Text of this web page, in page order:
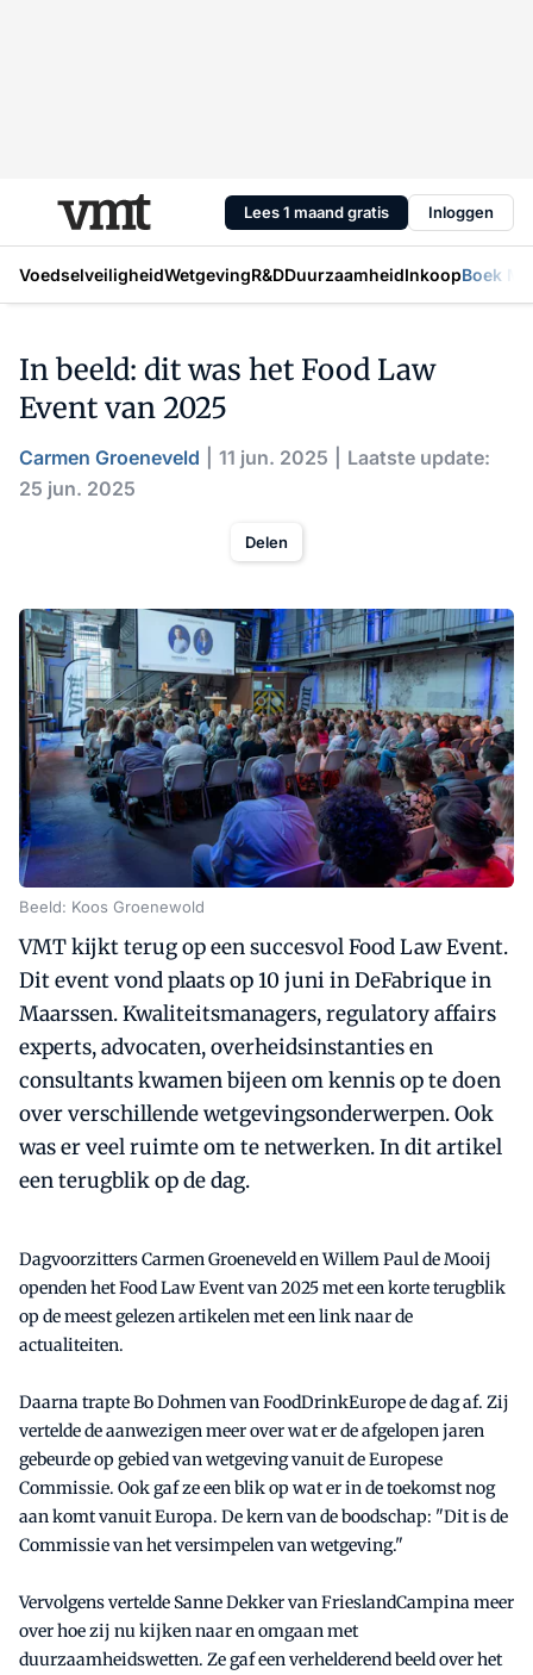
Lees 1 maand gratis Inloggen
VoedselveiligheidWetgevingR&DDuurzaamheidInkoopBoek
In beeld: dit was het Food Law
Event van 2025
Carmen Groeneveld 11 jun. 2025
Laatste update:
25 jun. 2025
Delen
Beeld: Koos Groenewold
VMT kijkt terug op een succesvol Food Law Event.
Dit event vond plaats op 10 juni in DeFabrique in
Maarssen. Kwaliteitsmanagers, regulatory affairs
experts, advocaten, overheidsinstanties en
consultants kwamen bijeen om kennis op te doen
over verschillende wetgevingsonderwerpen. Ook
was er veel ruimte om te netwerken. In dit artikel
een terugblik op de dag.
Dagvoorzitters Carmen Groeneveld en Willem Paul de Mooij
openden het Food Law Event van 2025 met een korte terugblik
op de meest gelezen artikelen met een link naar de
actualiteiten.
Daarna trapte Bo Dohmen van FoodDrinkEurope de dag af. Zij
vertelde de aanwezigen meer over wat er de afgelopen jaren
gebeurde op gebied van wetgeving vanuit de Europese
Commissie. Ook gaf ze een blik op wat er in de toekomst nog
aan komt vanuit Europa. De kern van de boodschap: "Dit is de
Commissie van het versimpelen van wetgeving."
Vervolgens vertelde Sanne Dekker van FrieslandCampina meer
over hoe zij nu kijken naar en omgaan met
duurzaamheidswetten. Ze gaf een verhelderend beeld over het